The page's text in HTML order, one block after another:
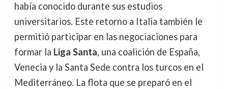
había conocido durante sus estudios
universitarios. Este retorno a Italia también le
permitió participar en las negociaciones para
formar la Liga Santa, una coalición de España,
Venecia y la Santa Sede contra los turcos en el
Mediterráneo. La flota que se preparó en el